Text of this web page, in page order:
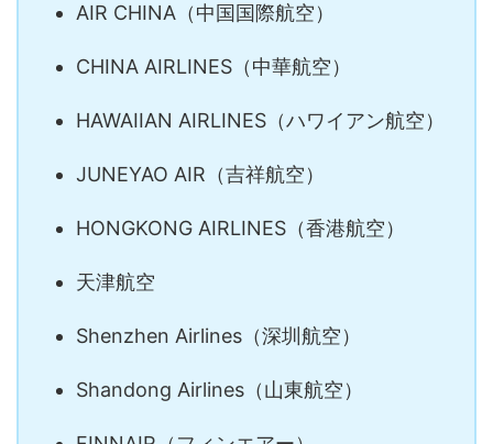
AIR CHINA（中国国際航空）
CHINA AIRLINES（中華航空）
HAWAIIAN AIRLINES（ハワイアン航空）
JUNEYAO AIR（吉祥航空）
HONGKONG AIRLINES（香港航空）
天津航空
Shenzhen Airlines（深圳航空）
Shandong Airlines（山東航空）